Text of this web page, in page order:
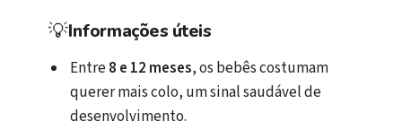
💡Informações úteis
Entre8 e 12 meses, os bebês costumam
querer mais colo, um sinal saudável de
desenvolvimento.